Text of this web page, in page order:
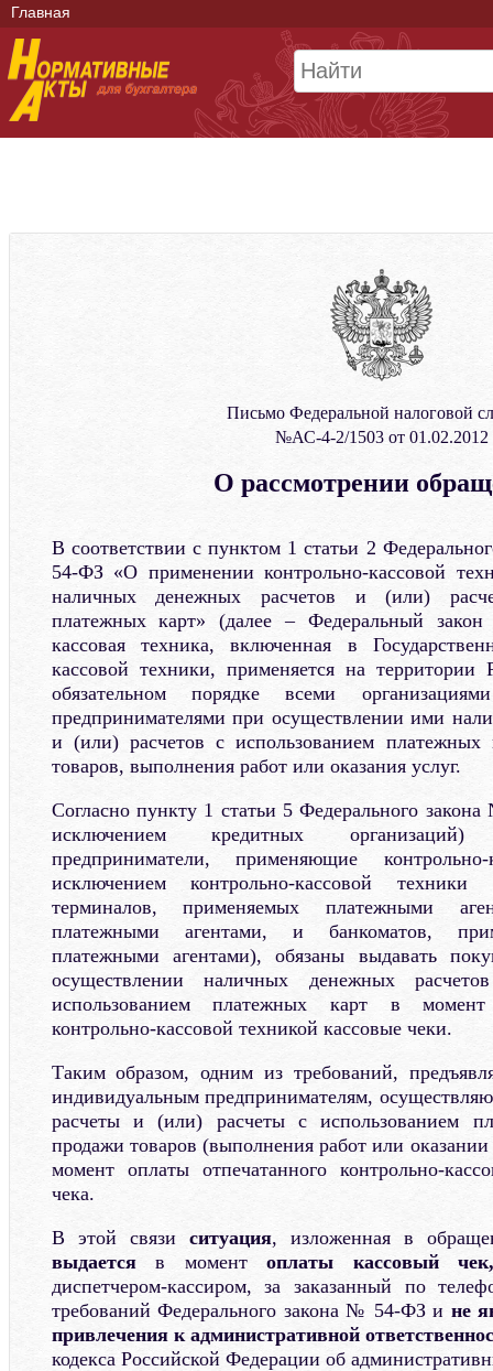
Главная
Письмо Федеральной налоговой
№АС-4-2/1503 от 01.02.2012
О рассмотрении
В соответствии с пунктом 1 статьи 2
54-ФЗ «О применении контрольно-кассовой
наличных денежных расчетов и (или)
платежных карт» (далее – Федеральный
кассовая техника, включенная в
кассовой техники, применяется на территории
обязательном порядке всеми
предпринимателями при осуществлении ими
и (или) расчетов с использованием платежных
товаров, выполнения работ или оказания услуг.
Согласно пункту 1 статьи 5 Федерального
исключением кредитных
предприниматели, применяющие
исключением контрольно-кассовой
терминалов, применяемых платежными
платежными агентами, и банкоматов,
платежными агентами), обязаны выдавать
осуществлении наличных денежных
использованием платежных карт в момент
контрольно-кассовой техникой кассовые чеки.
Таким образом, одним из требований,
индивидуальным предпринимателям,
расчеты и (или) расчеты с использованием
продажи товаров (выполнения работ или оказании
момент оплаты отпечатанного контрольно-
чека.
В этой связи ситуация, изложенная в
выдаетсяв моментоплаты кассовый
диспетчером-кассиром, за заказанный по
требований Федерального закона № 54-ФЗ и не
привлечения к административной
кодекса Российской Федерации об